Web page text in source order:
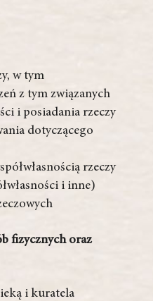
w tym
z tym związanych
i posiadania rzeczy
dotyczącego
rzeczy
i inne)
fizycznych oraz
i kuratela